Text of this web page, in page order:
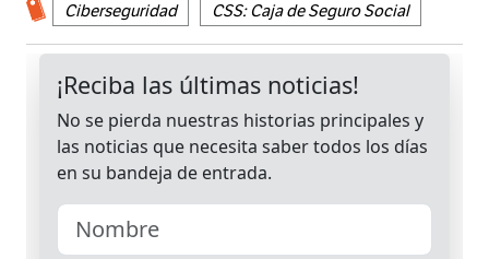
Ciberseguridad CSS: Caja de Seguro Social